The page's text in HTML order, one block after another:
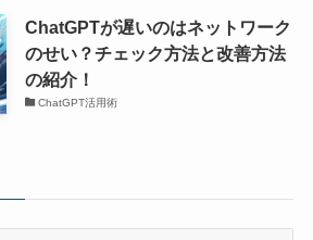
ChatGPTが遅いのはネットワーク
のせい？チェック方法と改善方法
の紹介！
ChatGPT活用術